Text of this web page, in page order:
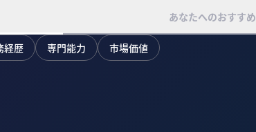
あなたへのおすすめ
経歴 専門能力 市場価値